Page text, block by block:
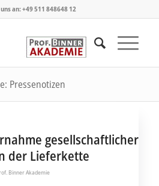
uns an: +49 511 848648 12
Pressenotizen
gesellschaftlicher
der Lieferkette
Binner Akademie